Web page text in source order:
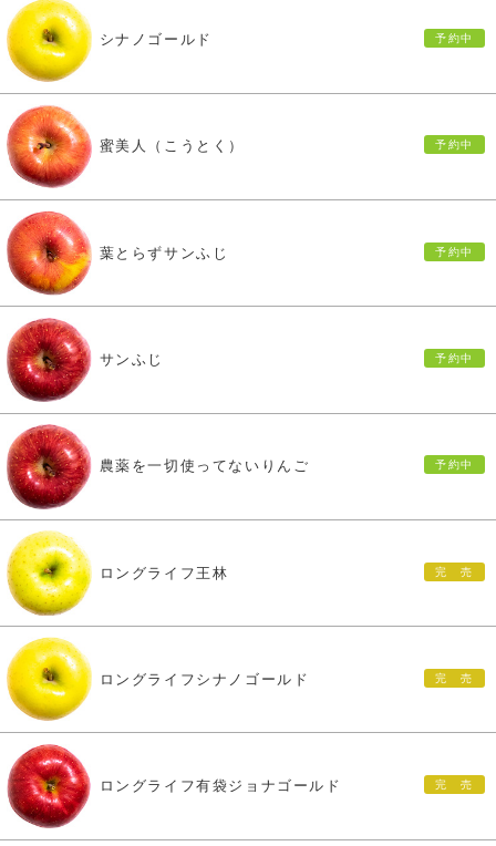
シナノゴールド
蜜美人（こうとく）
葉とらずサンふじ
サンふじ
農薬を一切使ってないりんご
ロングライフ王林
ロングライフシナノゴールド
ロングライフ有袋ジョナゴールド